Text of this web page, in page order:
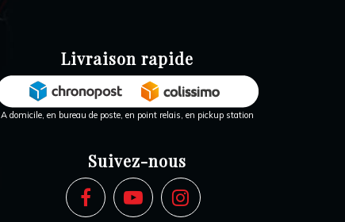
Livraison rapide
A domicile, en bureau de poste, en point relais, en pickup station
Suivez-nous